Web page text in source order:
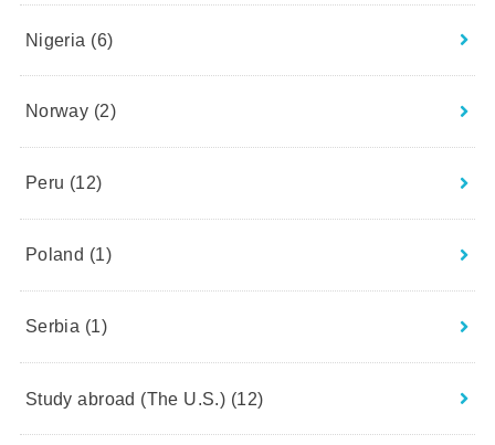
Nigeria (6)
Norway (2)
Peru (12)
Poland (1)
Serbia (1)
Study abroad (The U.S.) (12)